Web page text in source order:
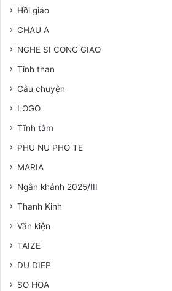
Hồi giáo
CHAU A
NGHE SI CONG GIAO
Tinh than
Câu chuyện
LOGO
Tĩnh tâm
PHU NU PHO TE
MARIA
Ngân khánh 2025/III
Thanh Kinh
Văn kiện
TAIZE
DU DIEP
SO HOA